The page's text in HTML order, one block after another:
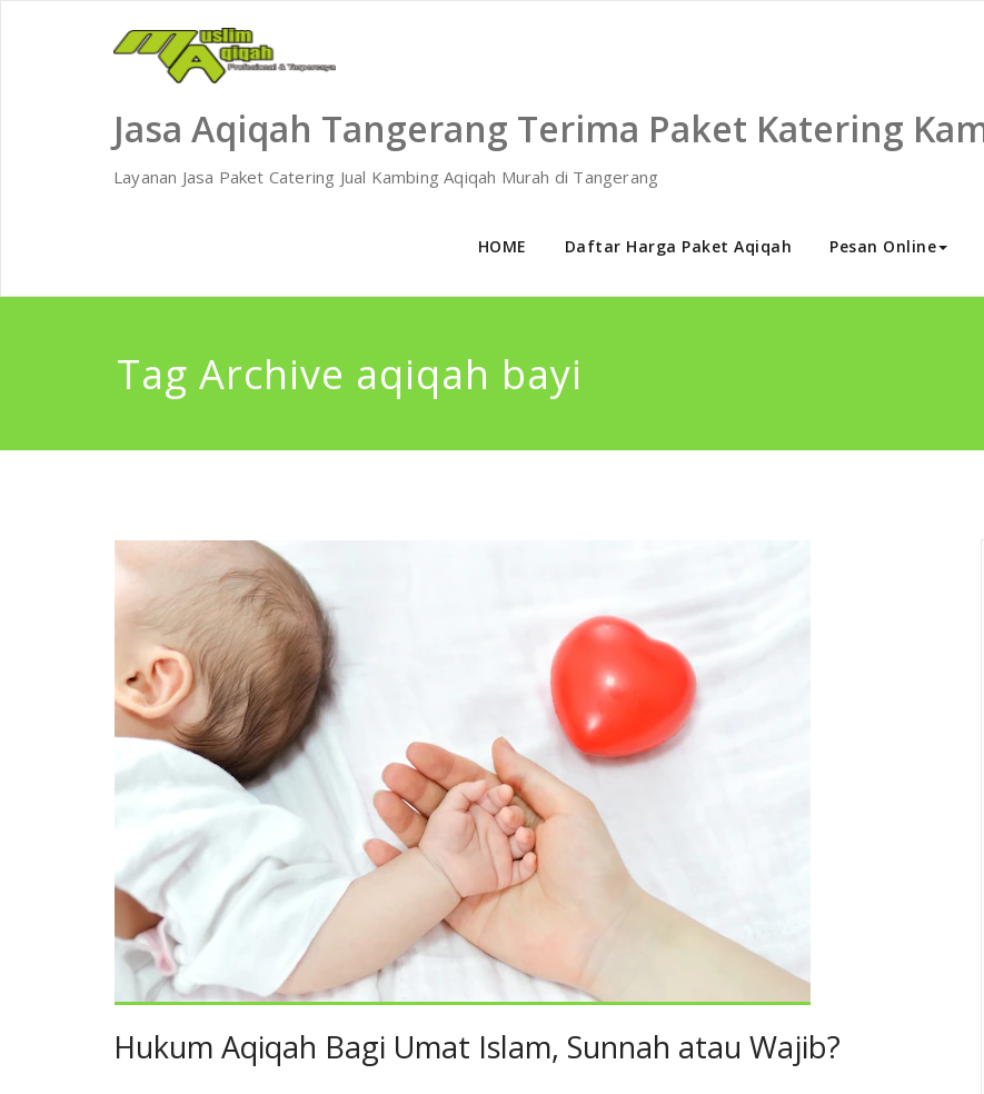
Jasa Aqiqah Tangerang Terima Paket Katering
Layanan Jasa Paket Catering Jual Kambing Aqiqah Murah di Tangerang
HOME Daftar Harga Paket Aqiqah Pesan Online
Tag Archive aqiqah bayi
Hukum Aqiqah Bagi Umat Islam, Sunnah atau Wajib?